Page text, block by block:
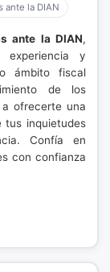
ante la DIAN
ante la DIAN,
experiencia y
ámbito fiscal
de los
a ofrecerte una
tus inquietudes
Confía en
con confianza